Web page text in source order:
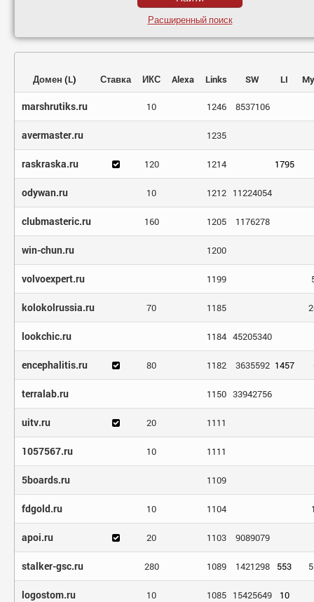
Расширенный поиск
Домен (L) Ставка ИКС Alexa Links SW LI
marshrutiks.ru 10 1246 8537106
avermaster.ru 1235
raskraska.ru 120 1214 1795
odywan.ru 10 1212 11224054
clubmasteric.ru 160 1205 1176278
win-chun.ru 1200
volvoexpert.ru 1199
kolokolrussia.ru 70 1185
lookchic.ru 1184 45205340
encephalitis.ru 80 1182 3635592 1457
terralab.ru 1150 33942756
uitv.ru 20 1111
1057567.ru 10 1111
5boards.ru 1109
fdgold.ru 10 1104
apoi.ru 20 1103 9089079
stalker-gsc.ru 280 1089 1421298 553
logostom.ru 10 1085 15425649 10